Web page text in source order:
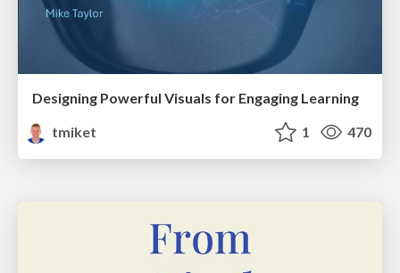
Designing Powerful Visuals for Engaging Learning
tmiket
1 470